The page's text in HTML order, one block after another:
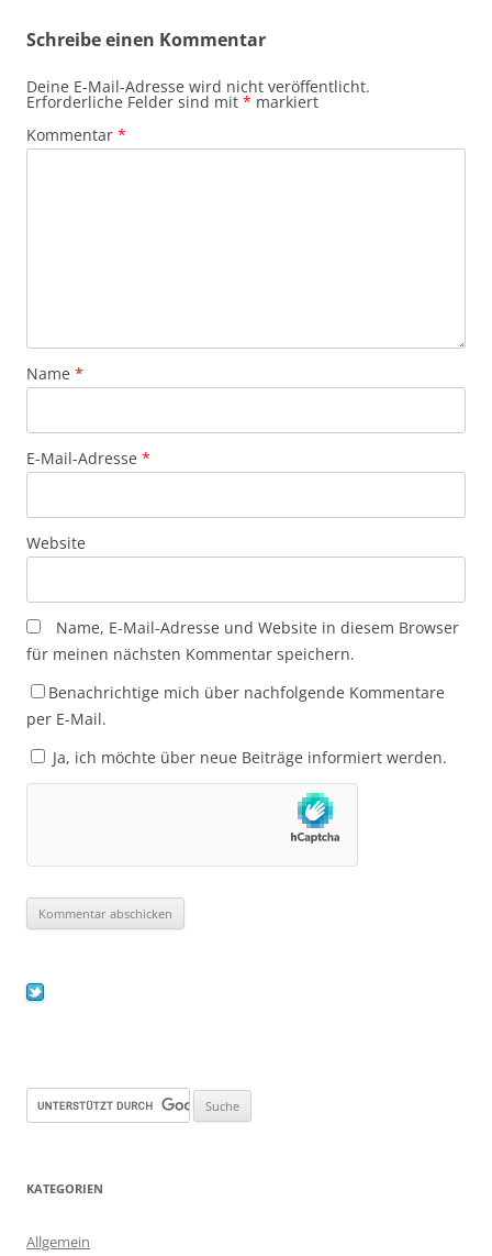
Schreibe einen Kommentar
Deine E-Mail-Adresse wird nicht veröffentlicht.
Erforderliche Felder sind mit * markiert
Kommentar *
Name *
E-Mail-Adresse *
Website
Name, E-Mail-Adresse und Website in diesem Browser
für meinen nächsten Kommentar speichern.
Benachrichtige mich über nachfolgende Kommentare
per E-Mail.
Ja, ich möchte über neue Beiträge informiert werden.
KATEGORIEN
Allgemein